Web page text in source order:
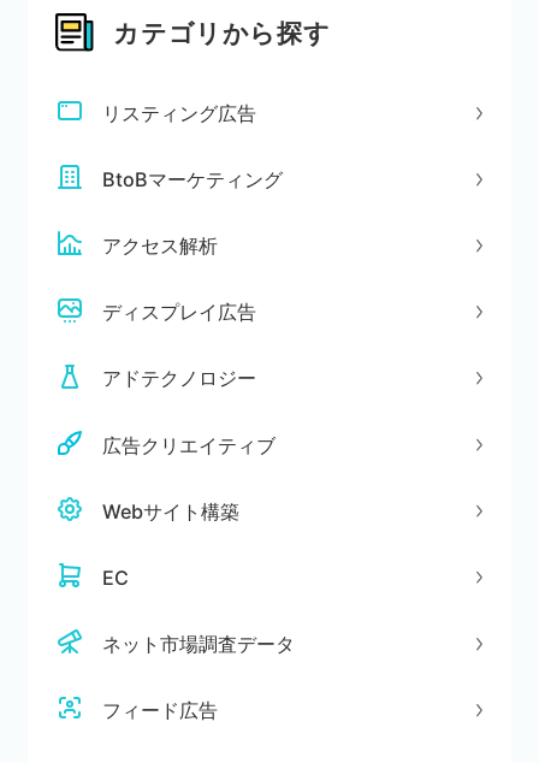
カテゴリから探す
リスティング広告
BtoBマーケティング
アクセス解析
ディスプレイ広告
アドテクノロジー
広告クリエイティブ
Webサイト構築
EC
ネット市場調査データ
フィード広告